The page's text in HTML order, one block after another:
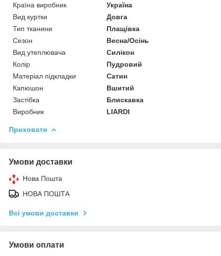
Країна виробник
Україна
Вид куртки
Довга
Тип тканини
Плащівка
Сезон
Весна/Осінь
Вид утеплювача
Силікон
Колір
Пудровий
Матеріал підкладки
Сатин
Капюшон
Вшитий
Застібка
Блискавка
Виробник
LIARDI
Приховати
Умови доставки
Нова Пошта
НОВА ПОШТА
Всі умови доставки
Умови оплати